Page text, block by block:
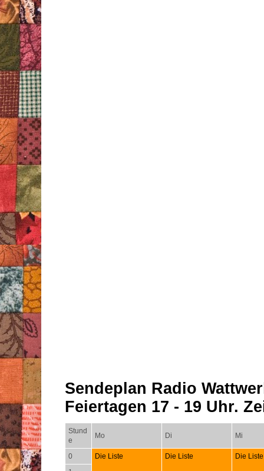
Sendeplan Radio
Feiertagen 17 - 19 Uhr.
Stund
e
Mo Di Mi
0 Die Liste Die Liste
Die Liste